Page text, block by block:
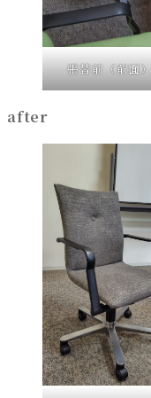
張替前（前面）
after